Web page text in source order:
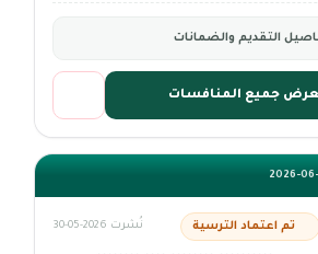
التقديم والضمانات
جميع المنافسات
2026-06-
تم اعتماد الترسية نُشرت 2026-05-30